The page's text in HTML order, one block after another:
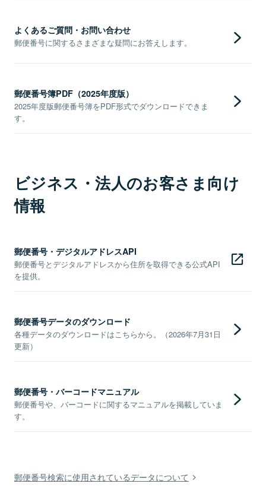
よくあるご質問・お問い合わせ
郵便番号に関するさまざまな疑問にお答えします。
郵便番号簿PDF（2025年度版）
2025年度版郵便番号簿をPDF形式でダウンロードできま
す。
ビジネス・法人のお客さま向け
情報
郵便番号・デジタルアドレスAPI
郵便番号とデジタルアドレスから住所を取得できる公式API
を提供。
郵便番号データのダウンロード
各種データのダウンロードはこちらから。（2026年7月31日
更新）
郵便番号・バーコードマニュアル
郵便番号や、バーコードに関するマニュアルを掲載していま
す。
郵便番号検索に使用されているデータについて